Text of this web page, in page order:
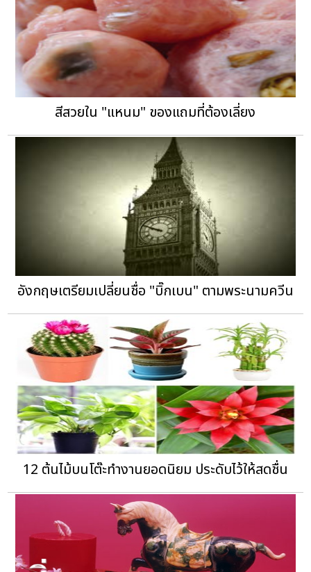
สีสวยใน "แหนม" ของแถมที่ต้องเลี่ยง
อังกฤษเตรียมเปลี่ยนชื่อ "บิ๊กเบน" ตามพระนามควีน
12 ต้นไม้บนโต๊ะทำงานยอดนิยม ประดับไว้ให้สดชื่น